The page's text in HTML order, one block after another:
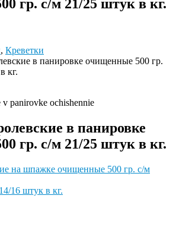
гр. с/м 21/25 штук в кг.
, Креветки
в панировке очищенные 500 гр.
кг.
в панировке
гр. с/м 21/25 штук в кг.
на шпажке очищенные 500 гр. с/м
16 штук в кг.